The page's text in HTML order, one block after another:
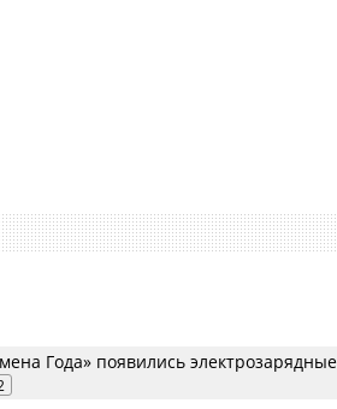
Года» появились электрозарядные